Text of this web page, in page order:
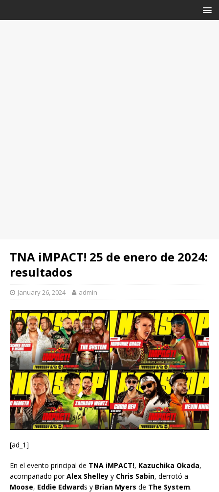
TNA iMPACT! 25 de enero de 2024:
resultados
January 26, 2024 admin
[ad_1]
En el evento principal de TNA iMPACT!, Kazuchika Okada,
acompañado porAlex Shelley y Chris Sabin, derrotó a
Moose, Eddie Edwards y Brian Myers de The System.